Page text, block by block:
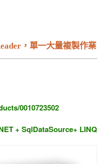
，單一大量複製作業
0010723502
+ SqlDataSource+ LINQ